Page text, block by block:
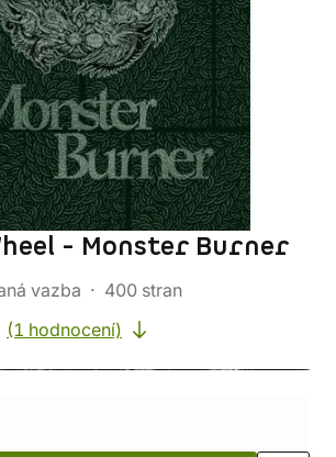
- Monster Burner
vazba
400 stran
(1 hodnocení)